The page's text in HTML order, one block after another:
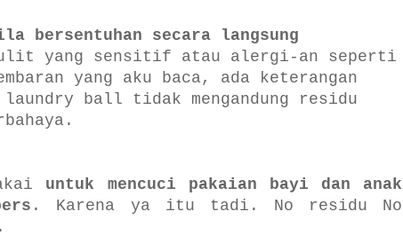
bersentuhan secara langsung
yang sensitif atau alergi-an seperti
yang aku baca, ada keterangan
laundry ball tidak mengandung residu
untuk mencuci pakaian bayi dan anak
. Karena ya itu tadi. No residu No